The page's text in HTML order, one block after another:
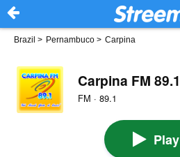
Brazil > Pernambuco > Carpina
Carpina FM 89.1
FM · 89.1
Play